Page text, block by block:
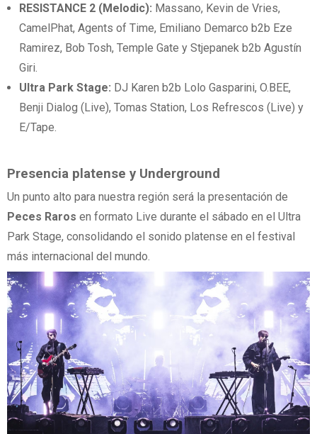
RESISTANCE 2 (Melodic): Massano, Kevin de Vries,
CamelPhat, Agents of Time, Emiliano Demarco b2b Eze
Ramirez, Bob Tosh, Temple Gate y Stjepanek b2b Agustín
Giri.
Ultra Park Stage: DJ Karen b2b Lolo Gasparini, O.BEE,
Benji Dialog (Live), Tomas Station, Los Refrescos (Live) y
E/Tape.
Presencia platense y Underground
Un punto alto para nuestra región será la presentación de
Peces Raros en formato Live durante el sábado en el Ultra
Park Stage, consolidando el sonido platense en el festival
más internacional del mundo.